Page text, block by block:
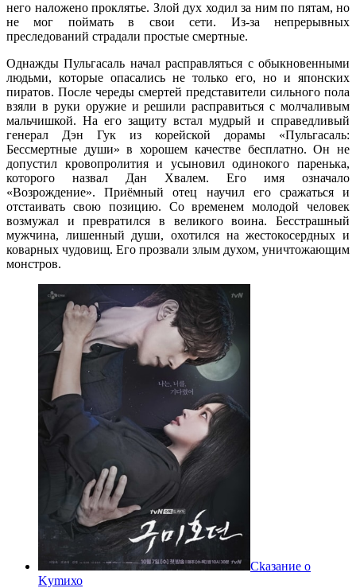
него наложено проклятье. Злой дух ходил за ним по пятам, но
не мог поймать в свои сети. Из-за непрерывных
преследований страдали простые смертные.
Однажды Пульгасаль начал расправляться с обыкновенными
людьми, которые опасались не только его, но и японских
пиратов. После череды смертей представители сильного пола
взяли в руки оружие и решили расправиться с молчаливым
мальчишкой. На его защиту встал мудрый и справедливый
генерал Дэн Гук из корейской дорамы «Пульгасаль:
Бессмертные души» в хорошем качестве бесплатно. Он не
допустил кровопролития и усыновил одинокого паренька,
которого назвал Дан Хвалем. Его имя означало
«Возрождение». Приёмный отец научил его сражаться и
отстаивать свою позицию. Со временем молодой человек
возмужал и превратился в великого воина. Бесстрашный
мужчина, лишенный души, охотился на жестокосердных и
коварных чудовищ. Его прозвали злым духом, уничтожающим
монстров.
Ckазаниe о
Kуmихо